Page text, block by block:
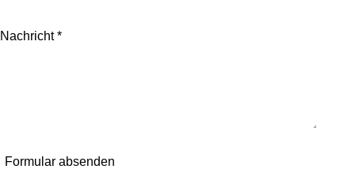
Nachricht *
Formular absenden